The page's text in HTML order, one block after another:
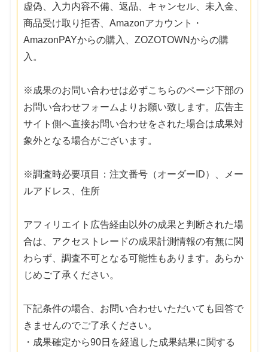
虚偽、入力内容不備、返品、キャンセル、未入金、
商品受け取り拒否、Amazonアカウント・
AmazonPAYからの購入、ZOZOTOWNからの購
入。
※成果のお問い合わせは必ずこちらのページ下部の
お問い合わせフォームよりお願い致します。広告主
サイト側へ直接お問い合わせをされた場合は成果対
象外となる場合がございます。
※調査時必要項目：注文番号（オーダーID）、メー
ルアドレス、住所
アフィリエイト広告経由以外の成果と判断された場
合は、アクセストレードの成果計測情報の有無に関
わらず、調査不可となる可能性もあります。あらか
じめご了承ください。
下記条件の場合、お問い合わせいただいても回答で
きませんのでご了承ください。
・成果確定から90日を経過した成果結果に関する